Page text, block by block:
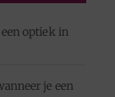
optiek in
je een